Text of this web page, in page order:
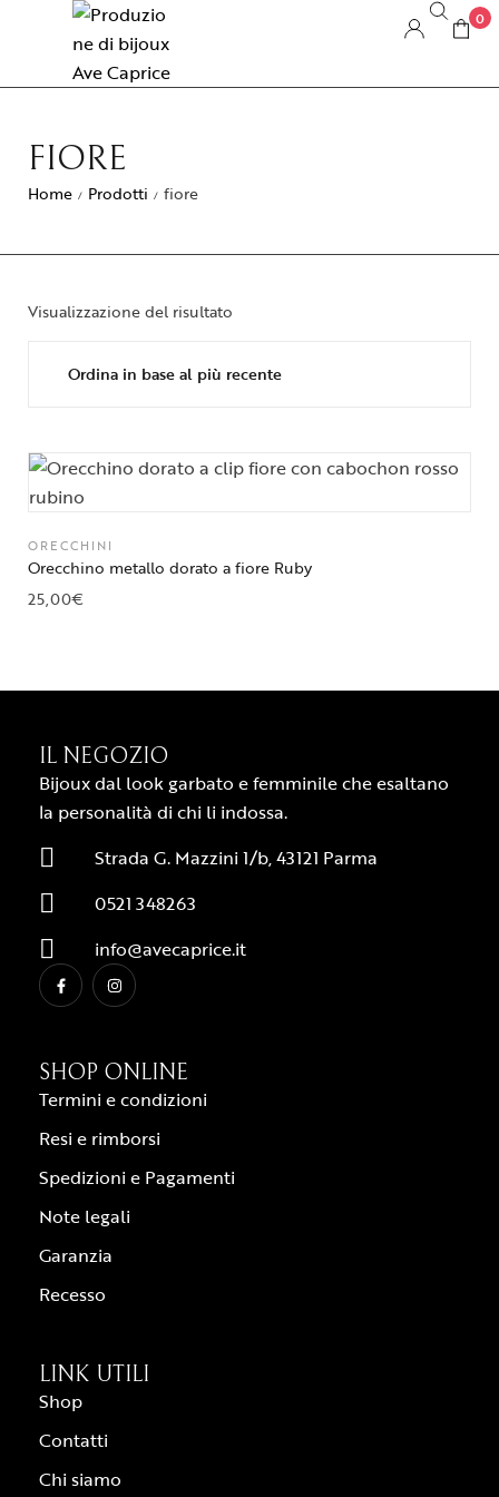
0
FIORE
Home / Prodotti / fiore
Visualizzazione del risultato
ORECCHINI
Orecchino metallo dorato a fiore Ruby
25,00€
IL NEGOZIO
Bijoux dal look garbato e femminile che esaltano
la personalità di chi li indossa.
Strada G. Mazzini 1/b, 43121 Parma
0521 348263
info@avecaprice.it
SHOP ONLINE
Termini e condizioni
Resi e rimborsi
Spedizioni e Pagamenti
Note legali
Garanzia
Recesso
LINK UTILI
Shop
Contatti
Chi siamo